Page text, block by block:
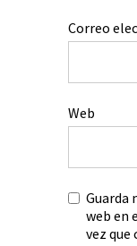
Correo
Web
Guarda
web en
vez que